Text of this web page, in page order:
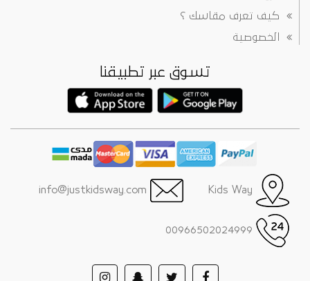
كيف تعرف مقاسك ؟
الخصوصية
تسوق عبر تطبيقنا